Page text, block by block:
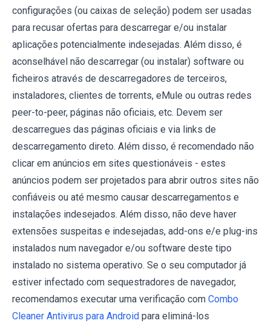
configurações (ou caixas de seleção) podem ser usadas
para recusar ofertas para descarregar e/ou instalar
aplicações potencialmente indesejadas. Além disso, é
aconselhável não descarregar (ou instalar) software ou
ficheiros através de descarregadores de terceiros,
instaladores, clientes de torrents, eMule ou outras redes
peer-to-peer, páginas não oficiais, etc. Devem ser
descarregues das páginas oficiais e via links de
descarregamento direto. Além disso, é recomendado não
clicar em anúncios em sites questionáveis ​​- estes
anúncios podem ser projetados para abrir outros sites não
confiáveis ​​ou até mesmo causar descarregamentos e
instalações indesejados. Além disso, não deve haver
extensões suspeitas e indesejadas, add-ons e/e plug-ins
instalados num navegador e/ou software deste tipo
instalado no sistema operativo. Se o seu computador já
estiver infectado com sequestradores de navegador,
recomendamos executar uma verificação com Combo
Cleaner Antivirus para Android para eliminá-los